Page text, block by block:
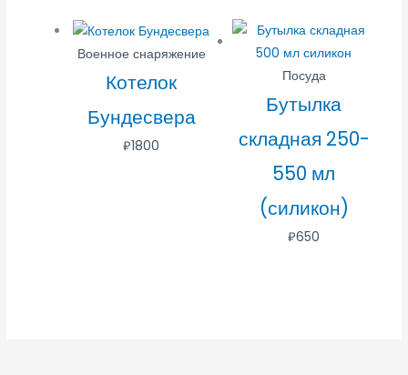
Военное снаряжение
Котелок
Бундесвера
₽1800
Посуда
Бутылка
складная 250-
550 мл
(силикон)
₽650